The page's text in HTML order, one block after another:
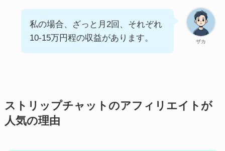
ザカ
私の場合、ざっと月2回、それぞれ
10-15万円程の収益があります。
ストリップチャットのアフィリエイトが
人気の理由